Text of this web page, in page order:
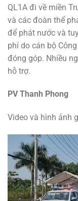
QL1A đi về miền
và các đoàn thể
để phát nước và
phí do cán bộ
đóng góp. Nhiều
hỗ trợ.
PV Thanh Phong
Video và hình ảnh
Trình
chơi
Video